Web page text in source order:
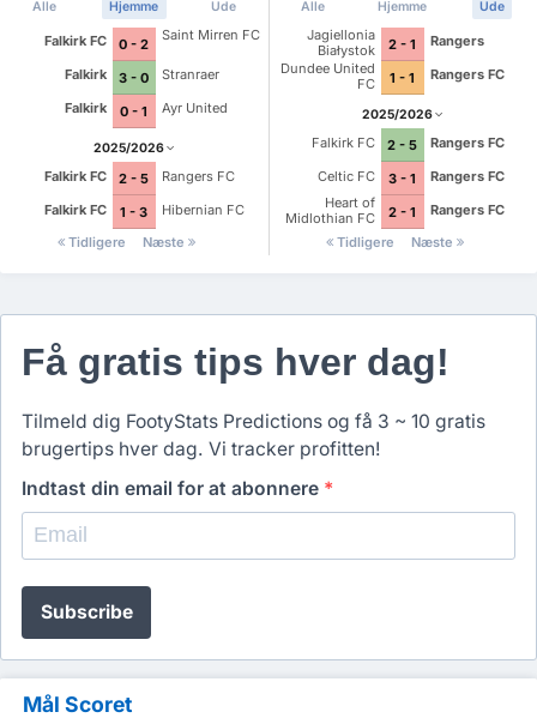
Alle Hjemme Ude
Falkirk FC 0 - 2
Saint Mirren FC
Falkirk 3 - 0
Stranraer
Falkirk
0 - 1 Ayr United
2025/2026
Falkirk FC 2 - 5
Rangers FC
Falkirk FC
1 - 3
Hibernian FC
Tidligere
Næste
Alle Hjemme Ude
Jagiellonia
Białystok
2 - 1
Rangers
Dundee United
FC
1 - 1 Rangers FC
2025/2026
Falkirk FC 2 - 5
Rangers FC
Celtic FC
3 - 1
Rangers FC
Heart of
Midlothian FC
2 - 1
Rangers FC
Tidligere
Næste
Få gratis tips hver dag!
Tilmeld dig FootyStats Predictions og få 3 ~ 10 gratis
brugertips hver dag. Vi tracker profitten!
Indtast din email for at abonnere *
Subscribe
Mål Scoret